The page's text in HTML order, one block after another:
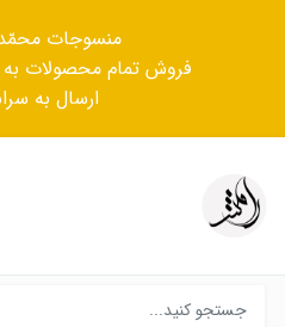
منسوجات
فروش تمام محصولات
ارسال به